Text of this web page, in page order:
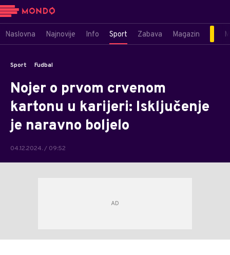
Naslovna Najnovije Info Sport Zabava Magazin
Sport Fudbal
Nojer o prvom crvenom
kartonu u karijeri: Isključenje
je naravno boljelo
04.12.2024. / 09:52